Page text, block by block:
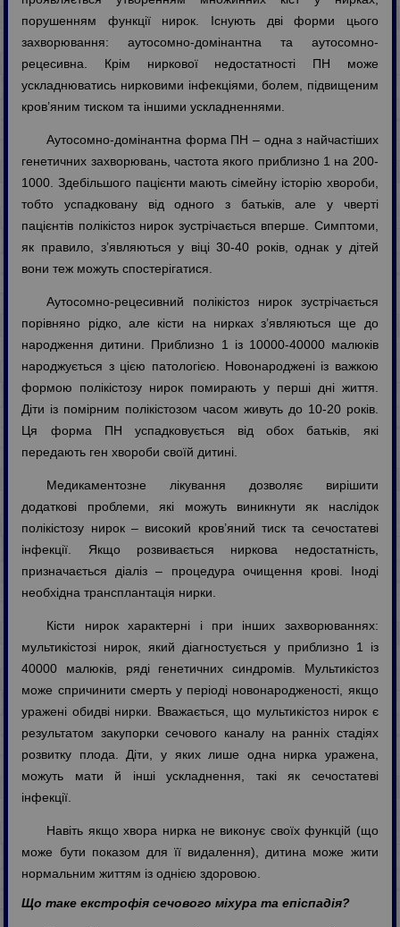
порушенням функції нирок. Існують дві форми цього
захворювання: аутосомно-домінантна та аутосомно-
рецесивна. Крім ниркової недостатності ПН може
ускладнюватись нирковими інфекціями, болем, підвищеним
кров’яним тиском та іншими ускладненнями.
Аутосомно-домінантна форма ПН – одна з найчастіших
генетичних захворювань, частота якого приблизно 1 на 200-
1000. Здебільшого пацієнти мають сімейну історію хвороби,
тобто успадковану від одного з батьків, але у чверті
пацієнтів полікістоз нирок зустрічається вперше. Симптоми,
як правило, з’являються у віці 30-40 років, однак у дітей
вони теж можуть спостерігатися.
Аутосомно-рецесивний полікістоз нирок зустрічається
порівняно рідко, але кісти на нирках з’являються ще до
народження дитини. Приблизно 1 із 10000-40000 малюків
народжується з цією патологією. Новонароджені із важкою
формою полікістозу нирок помирають у перші дні життя.
Діти із помірним полікістозом часом живуть до 10-20 років.
Ця форма ПН успадковується від обох батьків, які
передають ген хвороби своїй дитині.
Медикаментозне лікування дозволяє вирішити
додаткові проблеми, які можуть виникнути як наслідок
полікістозу нирок – високий кров’яний тиск та сечостатеві
інфекції. Якщо розвивається ниркова недостатність,
призначається діаліз – процедура очищення крові. Іноді
необхідна трансплантація нирки.
Кісти нирок характерні і при інших захворюваннях:
мультикістозі нирок, який діагностується у приблизно 1 із
40000 малюків, ряді генетичних синдромів. Мультикістоз
може спричинити смерть у періоді новонародженості, якщо
уражені обидві нирки. Вважається, що мультикістоз нирок є
результатом закупорки сечового каналу на ранніх стадіях
розвитку плода. Діти, у яких лише одна нирка уражена,
можуть мати й інші ускладнення, такі як сечостатеві
інфекції.
Навіть якщо хвора нирка не виконує своїх функцій (що
може бути показом для її видалення), дитина може жити
нормальним життям із однією здоровою.
Що таке екстрофія сечового міхура та епіспадія?